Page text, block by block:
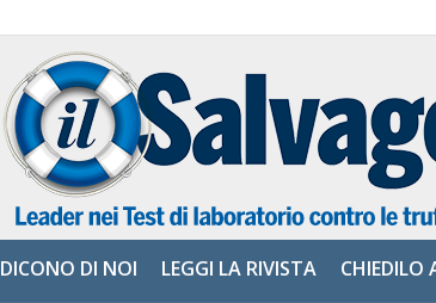
DICONO DI NOI LEGGI LA RIVISTA CHIEDILO